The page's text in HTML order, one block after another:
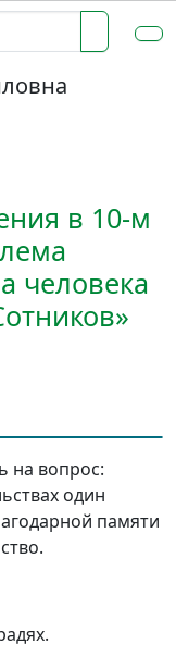
в 10-м
человека
на вопрос:
один
памяти